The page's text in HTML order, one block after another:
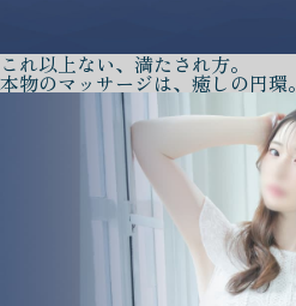
これ以上ない、満たされ方。
本物のマッサージは、癒しの円環。